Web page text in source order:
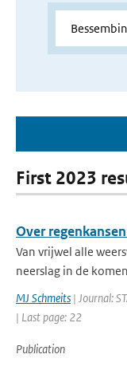
First 2023
Over
Van vrijwel alle
neerslag in de
MJ Schmeits | Journal:
| Last page: 22
Publication